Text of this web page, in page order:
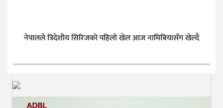
नेपालले त्रिदेशीय सिरिजको पहिलो खेल आज नामिबियासँग खेल्दै